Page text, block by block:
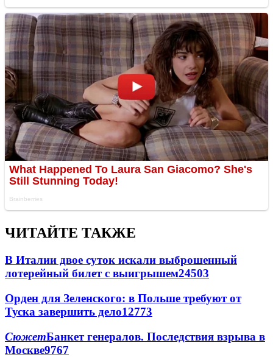
ЧИТАЙТЕ ТАКЖЕ
В Италии двое суток искали выброшенный
лотерейный билет с выигрышем24503
Орден для Зеленского: в Польше требуют от
Туска завершить дело12773
СюжетБанкет генералов. Последствия взрыва в
Москве9767